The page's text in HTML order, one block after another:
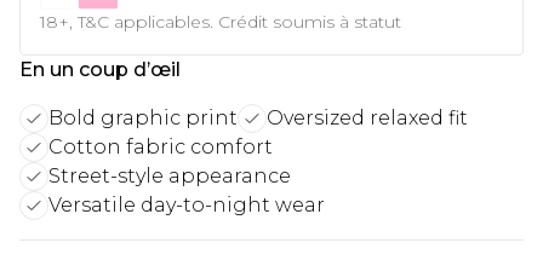
18+, T&C applicables. Crédit soumis à statut
En un coup d’œil
Bold graphic print
Oversized relaxed fit
Cotton fabric comfort
Street-style appearance
Versatile day-to-night wear